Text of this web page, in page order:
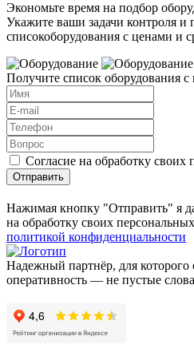
Экономьте время на подбор
Укажите ваши задачи контроля и
списокоборудования с ценами и
Получите список оборудования
Согласие на обработку
Отправить
Нажимая кнопку "Отправить" я
на обработку своих
политикой конфиденциальности
Надежный партнёр, для которого
оперативность — не пустые